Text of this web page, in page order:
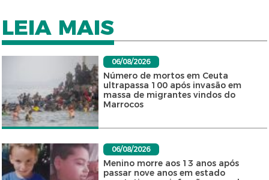
LEIA MAIS
06/08/2026
Número de mortos em Ceuta
ultrapassa 100 após invasão em
massa de migrantes vindos do
Marrocos
06/08/2026
Menino morre aos 13 anos após
passar nove anos em estado